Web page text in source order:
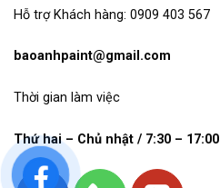
Hỗ trợ Khách hàng: 0909 403 567
baoanhpaint@gmail.com
Thời gian làm việc
Thứ hai – Chủ nhật / 7:30 – 17:00